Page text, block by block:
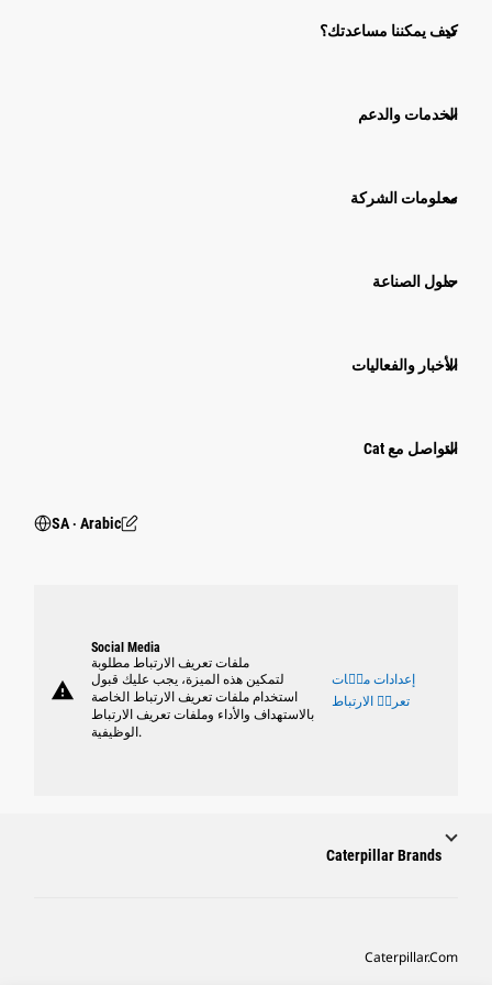
كيف يمكننا مساعدتك؟
الخدمات والدعم
معلومات الشركة
حلول الصناعة
الأخبار والفعاليات
التواصل مع Cat
SA ‧ Arabic
warning
Social Media
ملفات تعريف الارتباط مطلوبة
لتمكين هذه الميزة، يجب عليك قبول
استخدام ملفات تعريف الارتباط الخاصة
بالاستهداف والأداء وملفات تعريف الارتباط
الوظيفية.
إعدادات ملٝات
تعريٝ الارتباط
Caterpillar Brands
Caterpillar.com